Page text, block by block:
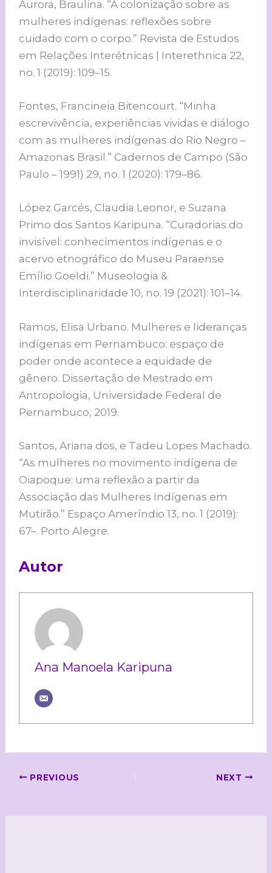
Aurora, Braulina. “A colonização sobre as
mulheres indígenas: reflexões sobre
cuidado com o corpo.” Revista de Estudos
em Relações Interétnicas | Interethnica 22,
no. 1 (2019): 109–15.
Fontes, Francineia Bitencourt. “Minha
escrevivência, experiências vividas e diálogo
com as mulheres indígenas do Rio Negro –
Amazonas Brasil.” Cadernos de Campo (São
Paulo – 1991) 29, no. 1 (2020): 179–86.
López Garcés, Claudia Leonor, e Suzana
Primo dos Santos Karipuna. “Curadorias do
invisível: conhecimentos indígenas e o
acervo etnográfico do Museu Paraense
Emílio Goeldi.” Museologia &
Interdisciplinaridade 10, no. 19 (2021): 101–14.
Ramos, Elisa Urbano. Mulheres e lideranças
indígenas em Pernambuco: espaço de
poder onde acontece a equidade de
gênero. Dissertação de Mestrado em
Antropologia, Universidade Federal de
Pernambuco, 2019.
Santos, Ariana dos, e Tadeu Lopes Machado.
“As mulheres no movimento indígena de
Oiapoque: uma reflexão a partir da
Associação das Mulheres Indígenas em
Mutirão.” Espaço Ameríndio 13, no. 1 (2019):
67–. Porto Alegre.
Autor
Ana Manoela Karipuna
PREVIOUS NEXT